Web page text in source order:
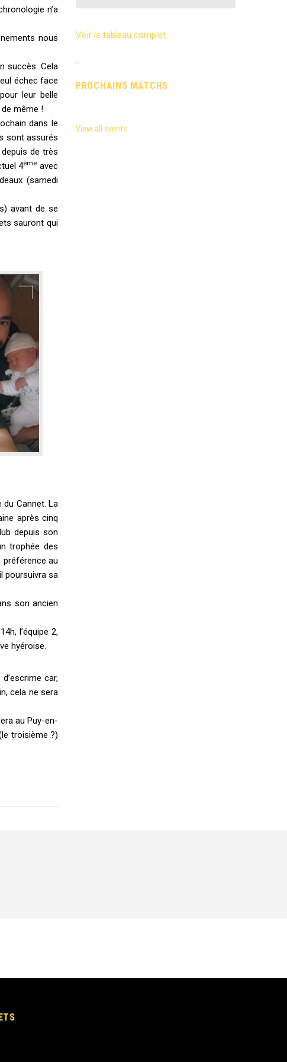
n’a
nous
succès. Cela
échec face
leur belle
même !
dans le
sont assurés
de très
4ème avec
(samedi
avant de se
sauront qui
Cannet. La
après cinq
depuis son
trophée des
préférence au
poursuivra sa
son ancien
l’équipe 2,
hyéroise.
car,
cela ne sera
au Puy-en-
troisième ?)
Voir le tableau complet
PROCHAINS MATCHS
View all events